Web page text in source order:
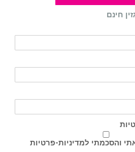
חינם
והסכמתי למדיניות-פרטיות